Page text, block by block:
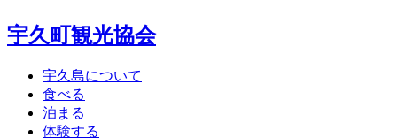
宇久町観光協会
宇久島について
食べる
泊まる
体験する